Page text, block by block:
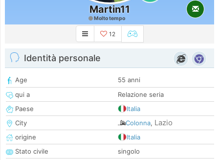
Martin11
Molto tempo
12
Identità personale
Age
55 anni
qui a
Relazione seria
Paese
Italia
City
Colonna, Lazio
origine
Italia
Stato civile
singolo